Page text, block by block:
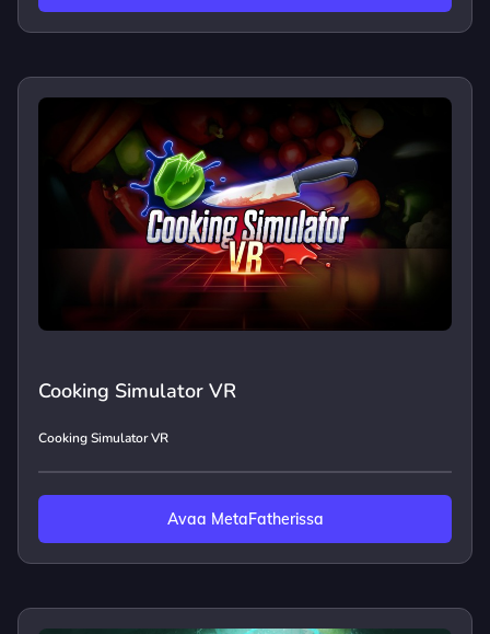
Cooking Simulator VR
Cooking Simulator VR
Avaa MetaFatherissa